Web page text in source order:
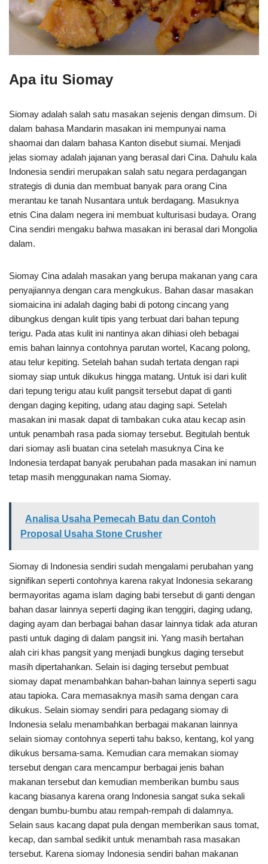
Apa itu Siomay
Siomay adalah salah satu masakan sejenis dengan dimsum. Di
dalam bahasa Mandarin masakan ini mempunyai nama
shaomai dan dalam bahasa Kanton disebut siumai. Menjadi
jelas siomay adalah jajanan yang berasal dari Cina. Dahulu kala
Indonesia sendiri merupakan salah satu negara perdagangan
strategis di dunia dan membuat banyak para orang Cina
merantau ke tanah Nusantara untuk berdagang. Masuknya
etnis Cina dalam negera ini membuat kulturisasi budaya. Orang
Cina sendiri mengaku bahwa masakan ini berasal dari Mongolia
dalam.
Siomay Cina adalah masakan yang berupa makanan yang cara
penyajiannya dengan cara mengkukus. Bahan dasar masakan
siomaicina ini adalah daging babi di potong cincang yang
dibungkus dengan kulit tipis yang terbuat dari bahan tepung
terigu. Pada atas kulit ini nantinya akan dihiasi oleh bebagai
emis bahan lainnya contohnya parutan wortel, Kacang polong,
atau telur kepiting. Setelah bahan sudah tertata dengan rapi
siomay siap untuk dikukus hingga matang. Untuk isi dari kulit
dari tepung terigu atau kulit pangsit tersebut dapat di ganti
dengan daging kepiting, udang atau daging sapi. Setelah
masakan ini masak dapat di tambakan cuka atau kecap asin
untuk penambah rasa pada siomay tersebut. Begitulah bentuk
dari siomay asli buatan cina setelah masuknya Cina ke
Indonesia terdapat banyak perubahan pada masakan ini namun
tetap masih menggunakan nama Siomay.
Analisa Usaha Pemecah Batu dan Contoh
Proposal Usaha Stone Crusher
Siomay di Indonesia sendiri sudah mengalami perubahan yang
signifikan seperti contohnya karena rakyat Indonesia sekarang
bermayoritas agama islam daging babi tersebut di ganti dengan
bahan dasar lainnya seperti daging ikan tenggiri, daging udang,
daging ayam dan berbagai bahan dasar lainnya tidak ada aturan
pasti untuk daging di dalam pangsit ini. Yang masih bertahan
alah ciri khas pangsit yang menjadi bungkus daging tersebut
masih dipertahankan. Selain isi daging tersebut pembuat
siomay dapat menambahkan bahan-bahan lainnya seperti sagu
atau tapioka. Cara memasaknya masih sama dengan cara
dikukus. Selain siomay sendiri para pedagang siomay di
Indonesia selalu menambahkan berbagai makanan lainnya
selain siomay contohnya seperti tahu bakso, kentang, kol yang
dikukus bersama-sama. Kemudian cara memakan siomay
tersebut dengan cara mencampur berbagai jenis bahan
makanan tersebut dan kemudian memberikan bumbu saus
kacang biasanya karena orang Indonesia sangat suka sekali
dengan bumbu-bumbu atau rempah-rempah di dalamnya.
Selain saus kacang dapat pula dengan memberikan saus tomat,
kecap, dan sambal sedikit untuk menambah rasa masakan
tersebut. Karena siomay Indonesia sendiri bahan makanan